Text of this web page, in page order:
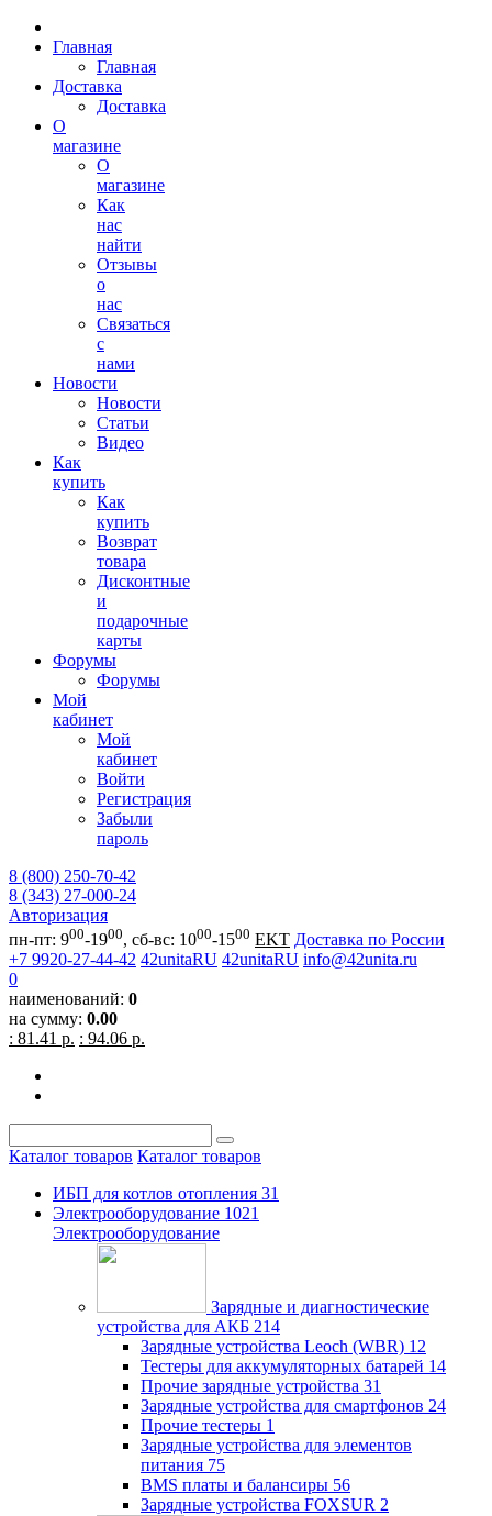
Главная
Главная
Доставка
Доставка
О
магазине
О
магазине
Как
нас
найти
Отзывы
о
нас
Связаться
с
нами
Новости
Новости
Статьи
Видео
Как
купить
Как
купить
Возврат
товара
Дисконтные
и
подарочные
карты
Форумы
Форумы
Мой
кабинет
Мой
кабинет
Войти
Регистрация
Забыли
пароль
8 (800) 250-70-42
8 (343) 27-000-24
Авторизация
пн-пт: 900-1900, сб-вс: 1000-1500 EKT Доставка по России
+7 9920-27-44-42 42unitaRU 42unitaRU info@42unita.ru
0
наименований: 0
на сумму: 0.00
: 81.41 р. : 94.06 р.
Каталог товаров Каталог товаров
ИБП для котлов отопления 31
Электрооборудование 1021
Электрооборудование
Зарядные и диагностические
устройства для АКБ 214
Зарядные устройства Leoch (WBR) 12
Тестеры для аккумуляторных батарей 14
Прочие зарядные устройства 31
Зарядные устройства для смартфонов 24
Прочие тестеры 1
Зарядные устройства для элементов
питания 75
BMS платы и балансиры 56
Зарядные устройства FOXSUR 2